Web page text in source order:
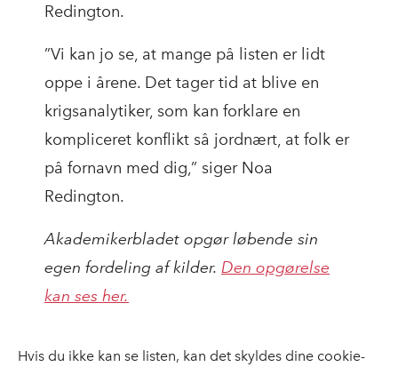
Redington.
”Vi kan jo se, at mange på listen er lidt
oppe i årene. Det tager tid at blive en
krigsanalytiker, som kan forklare en
kompliceret konflikt så jordnært, at folk er
på fornavn med dig,” siger Noa
Redington.
Akademikerbladet opgør løbende sin
egen fordeling af kilder. Den opgørelse
kan ses her.
Hvis du ikke kan se listen, kan det skyldes dine cookie-